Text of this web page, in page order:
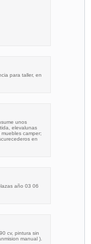
para taller, en
unos
elevalunas
camper;
en
año 03 06
cv, pintura sin
manual ).